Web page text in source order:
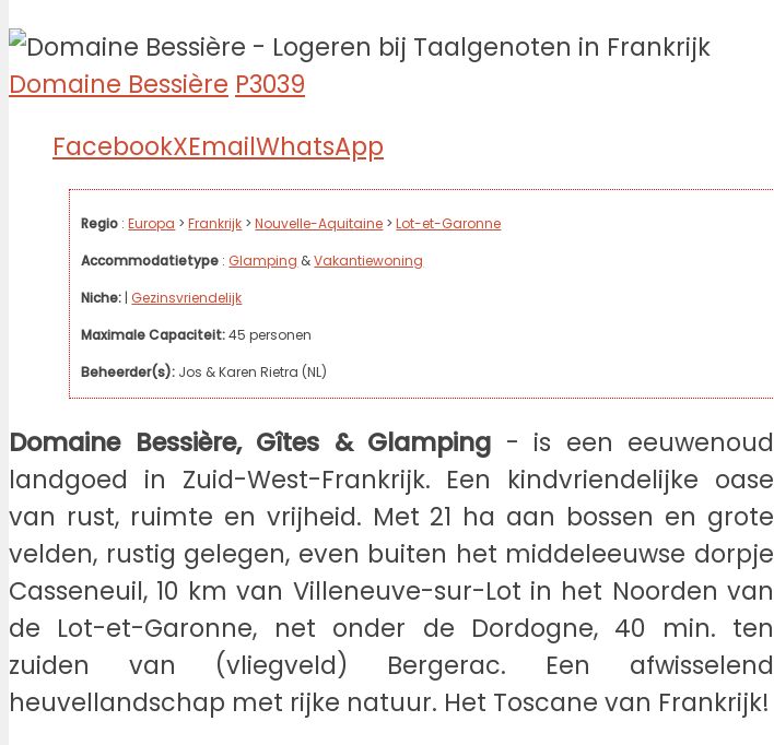
Domaine Bessière P3039
FacebookXEmailWhatsApp
Regio :Europa >Frankrijk >Nouvelle-Aquitaine >Lot-et-Garonne
Accommodatietype : Glamping &Vakantiewoning
Niche: | Gezinsvriendelijk
Maximale Capaciteit:45 personen
Beheerder(s): Jos & Karen Rietra (NL)
Domaine Bessière, Gîtes & Glamping - is een eeuwenoud
landgoed in Zuid-West-Frankrijk. Een kindvriendelijke oase
van rust, ruimte en vrijheid. Met 21 ha aan bossen en grote
velden, rustig gelegen, even buiten het middeleeuwse dorpje
Casseneuil, 10 km van Villeneuve-sur-Lot in het Noorden van
de Lot-et-Garonne, net onder de Dordogne, 40 min. ten
zuiden van (vliegveld) Bergerac. Een afwisselend
heuvellandschap met rijke natuur. Het Toscane van Frankrijk!